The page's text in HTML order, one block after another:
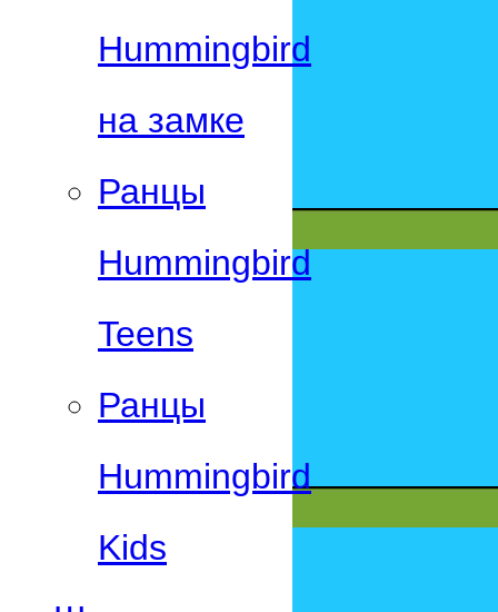
Hummingbird
на замке
Ранцы
Hummingbird
Teens
Ранцы
Hummingbird
Kids